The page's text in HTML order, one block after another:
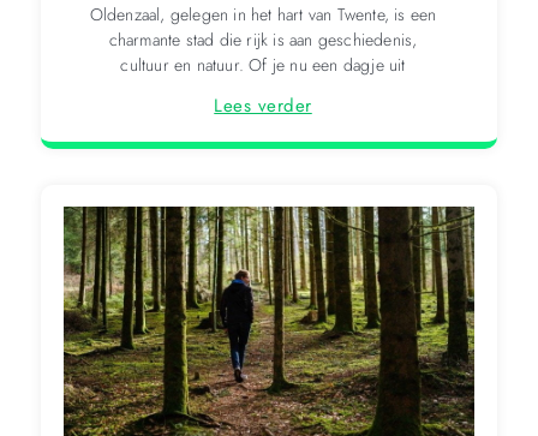
Oldenzaal, gelegen in het hart van Twente, is een
charmante stad die rijk is aan geschiedenis,
cultuur en natuur. Of je nu een dagje uit
Lees verder